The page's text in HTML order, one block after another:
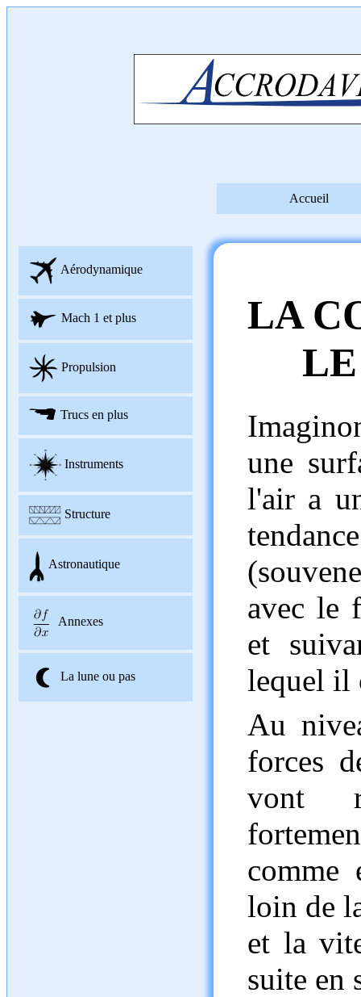
Accueil
Aérodynamique
Mach 1 et plus
Propulsion
Trucs en plus
Instruments
Structure
Astronautique
Annexes
La lune ou pas
LA
une
l'air a
avec le
et
lequel il
Au
forces
vont
comme
loin de
et la
suite en